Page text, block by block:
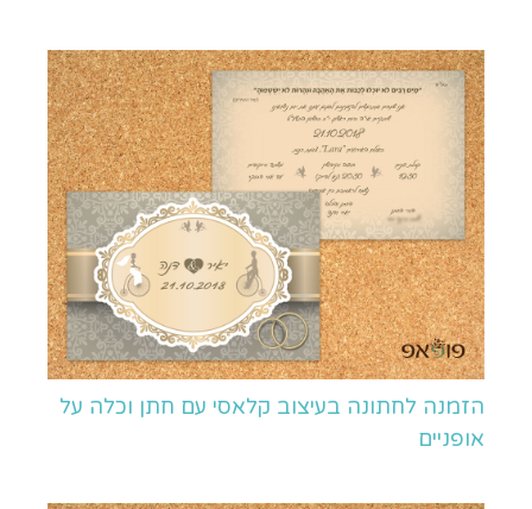
הזמנה לחתונה בעיצוב קלאסי עם חתן וכלה על
אופניים